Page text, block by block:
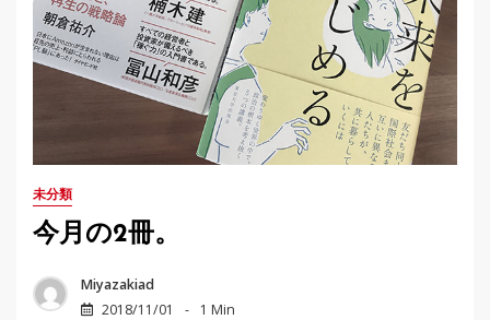
未分類
今月の2冊。
Miyazakiad
2018/11/01
1 Min